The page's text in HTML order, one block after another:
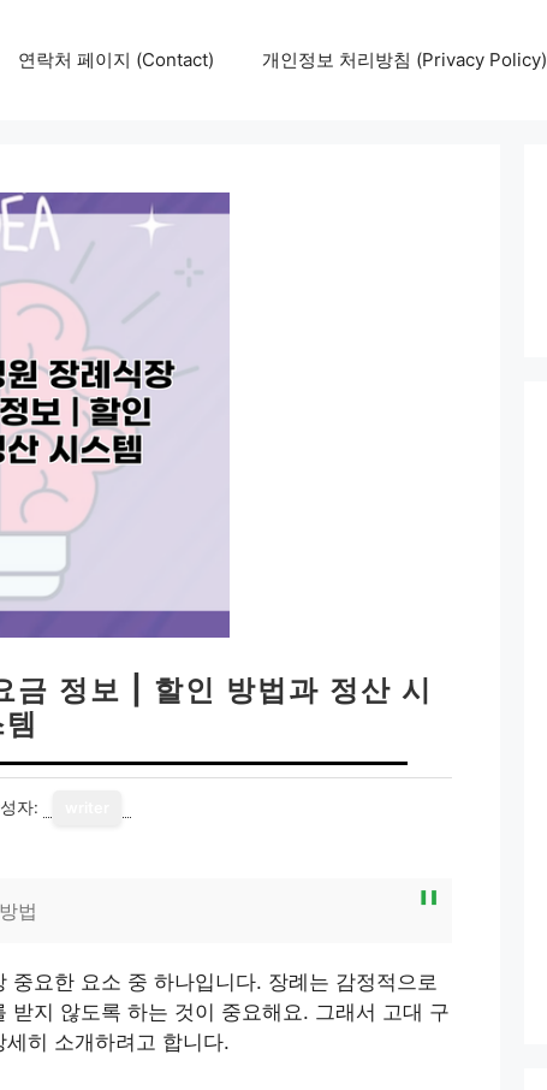
연락처 페이지 (Contact) 개인정보 처리방침 (Privacy Policy)
금 정보 | 할인 방법과 정산 시
자:
법
요한 요소 중 하나입니다. 장례는 감정적으로
지 않도록 하는 것이 중요해요. 그래서 고대 구
히 소개하려고 합니다.